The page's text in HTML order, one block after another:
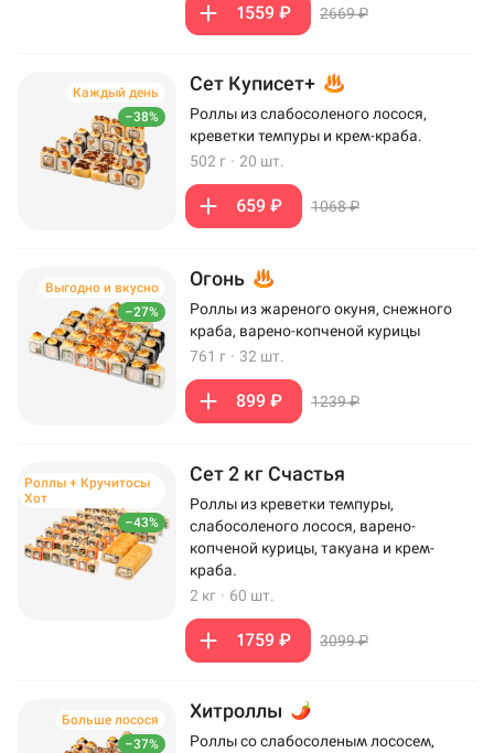
1559 ₽ 2669 ₽
–38%
Каждый день Сет Куписет+
Роллы из слабосоленого лосося,
креветки темпуры и крем-краба.
502 г · 20 шт.
659 ₽ 1068 ₽
–27%
Выгодно и вкусно Огонь
Роллы из жареного окуня, снежного
краба, варено-копченой курицы
761 г · 32 шт.
899 ₽ 1239 ₽
–43%
Роллы + Кручитосы
Хот
Сет 2 кг Счастья
Роллы из креветки темпуры,
слабосоленого лосося, варено-
копченой курицы, такуана и крем-
краба.
2 кг · 60 шт.
1759 ₽ 3099 ₽
–37%
Больше лосося Хитроллы
Роллы со слабосоленым лососем,